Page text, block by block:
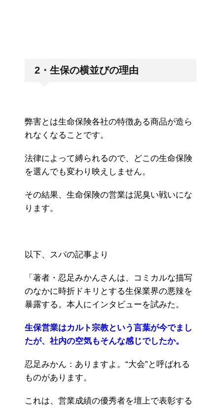
2・生保の横並びの理由
弊害とは生命保険各社の特徴ある商品が造ら
れなくなることです。
法律によって縛られるので、どこの生命保険
を選んでも変わり映えしません。
その結果、生命保険の営業は泥臭い戦いにな
ります。
以下、スパの記事より
「著者・忍足みかんさんは、コミカルな描写
のなかに時折ドキリとする生保業界の悪辣を
暴露する。本人にインタビューを試みた。
生保営業はカルト宗教という言葉が今でまし
たが、社内の空気もそんな感じでしたか。
忍足みかん：ありますよ。“大会”と呼ばれる
ものがあります。
これは、営業成績の優秀者を壇上で表彰する